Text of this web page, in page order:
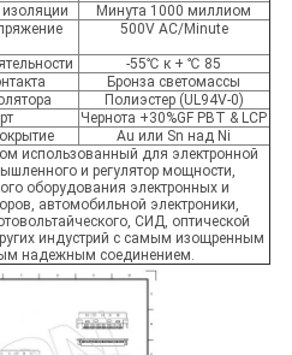
Минута 1000 миллиом
500V AC/Minute
-55℃ к + ℃ 85
Бронза светомассы
Полиэстер (UL94V-0)
Чернота +30%GF PBT & LCP
Au или Sn над Ni
использованный для электронной
и регулятор мощности,
оборудования электронных и
автомобильной электроники,
СИД, оптической
индустрий с самым изощренным
надежным соединением.